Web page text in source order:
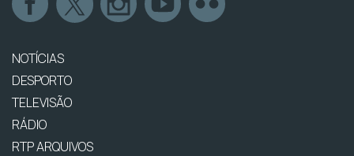
NOTÍCIAS
DESPORTO
TELEVISÃO
RÁDIO
RTP ARQUIVOS